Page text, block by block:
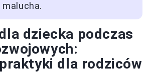
dziecka podczas
dla rodziców